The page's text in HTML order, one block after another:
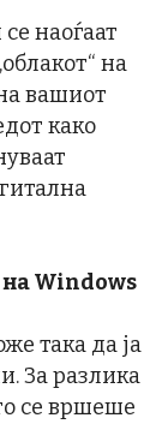
наоѓаат
на
вашиот
како
Windows
така да ја
За разлика
се вршеше